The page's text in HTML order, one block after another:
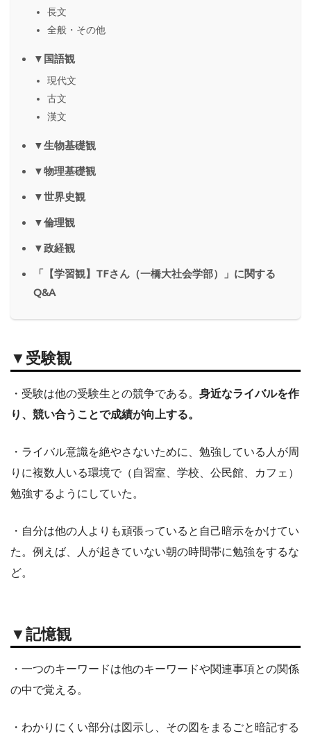
長文
全般・その他
▼国語観
現代文
古文
漢文
▼生物基礎観
▼物理基礎観
▼世界史観
▼倫理観
▼政経観
「【学習観】TFさん（一橋大社会学部）」に関する
Q&A
▼受験観
・受験は他の受験生との競争である。 身近なライバルを作
り、競い合うことで成績が向上する。
・ライバル意識を絶やさないために、勉強している人が周
りに複数人いる環境で（自習室、学校、公民館、カフェ）
勉強するようにしていた。
・自分は他の人よりも頑張っていると自己暗示をかけてい
た。例えば、人が起きていない朝の時間帯に勉強をするな
ど。
▼記憶観
・一つのキーワードは他のキーワードや関連事項との関係
の中で覚える。
・わかりにくい部分は図示し、その図をまるごと暗記する